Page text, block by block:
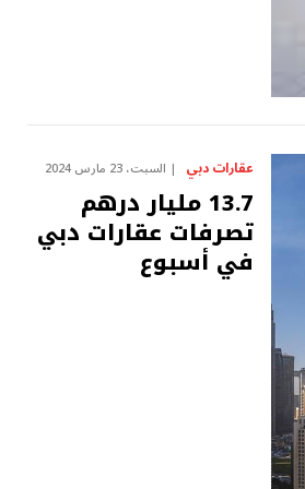
عقارات دبي السبت، 23 مارس 2024
13.7 مليار درهم
تصرفات عقارات دبي
في أسبوع